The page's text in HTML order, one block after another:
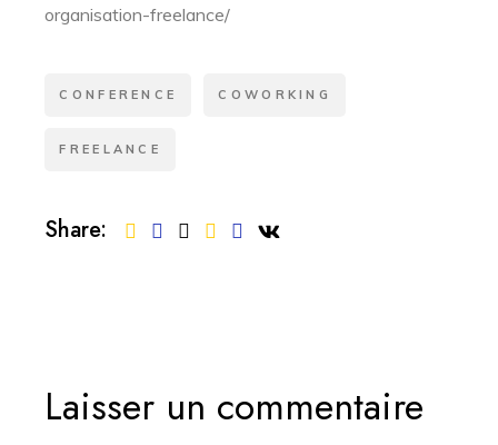
organisation-freelance/
CONFERENCE COWORKING
FREELANCE
Share:
Laisser un commentaire